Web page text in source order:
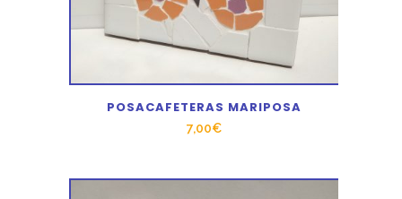
POSACAFETERAS MARIPOSA
7,00€